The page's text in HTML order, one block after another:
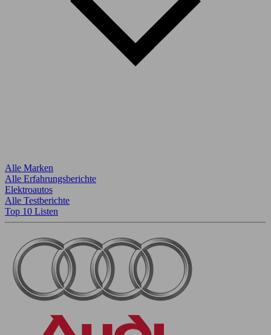
Alle Marken
Alle Erfahrungsberichte
Elektroautos
Alle Testberichte
Top 10 Listen